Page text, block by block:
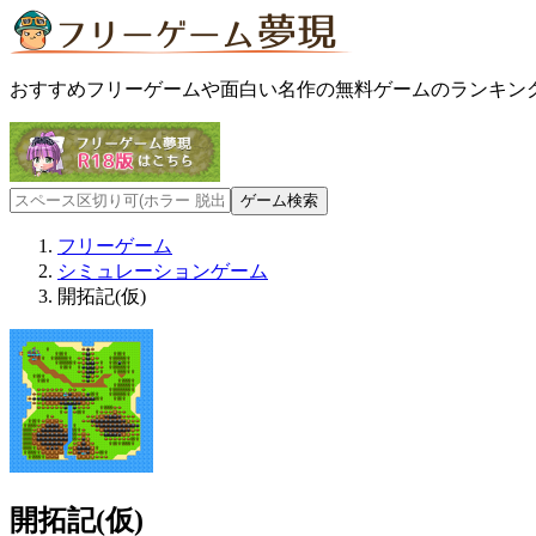
おすすめフリーゲームや面白い名作の無料ゲームのランキン
フリーゲーム
シミュレーションゲーム
開拓記(仮)
開拓記(仮)